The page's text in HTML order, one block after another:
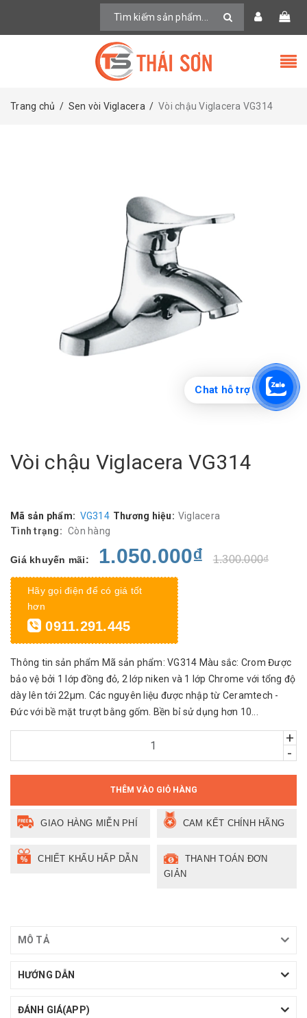
Trang chủ / Sen vòi Viglacera / Vòi chậu Viglacera VG314
Vòi chậu Viglacera VG314
Mã sản phẩm: VG314 Thương hiệu: Viglacera
Tình trạng: Còn hàng
Giá khuyến mãi: 1.050.000₫ 1.300.000₫
Hãy gọi điện để có giá tốt
hơn
0911.291.445
Thông tin sản phẩm Mã sản phẩm: VG314 Màu sắc: Crom Được
bảo vệ bởi 1 lớp đồng đỏ, 2 lớp niken và 1 lớp Chrome với tổng độ
dày lên tới 22μm. Các nguyên liệu được nhập từ Ceramtech -
Đức với bề mặt trượt bằng gốm. Bền bỉ sử dụng hơn 10...
+
-
THÊM VÀO GIỎ HÀNG
GIAO HÀNG MIỄN PHÍ CAM KẾT CHÍNH HÃNG
CHIẾT KHẤU HẤP DẪN
THANH TOÁN ĐƠN
GIẢN
MÔ TẢ
HƯỚNG DẪN
ĐÁNH GIÁ(APP)
Chat hỗ trợ